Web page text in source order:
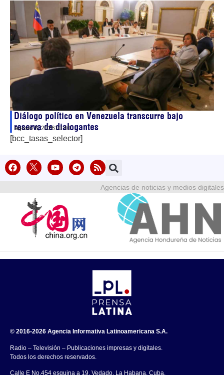
Diálogo político en Venezuela transcurre bajo
reserva de dialogantes
agosto 8, 202610:40
[bcc_tasas_selector]
Agencias de noticias y medios digitales
© 2016-2026 Agencia Informativa Latinoamericana S.A.
Radio – Televisión – Publicaciones impresas y digitales.
Todos los derechos reservados.
Calle E No.454 esquina a 19, Vedado, La Habana, Cuba.